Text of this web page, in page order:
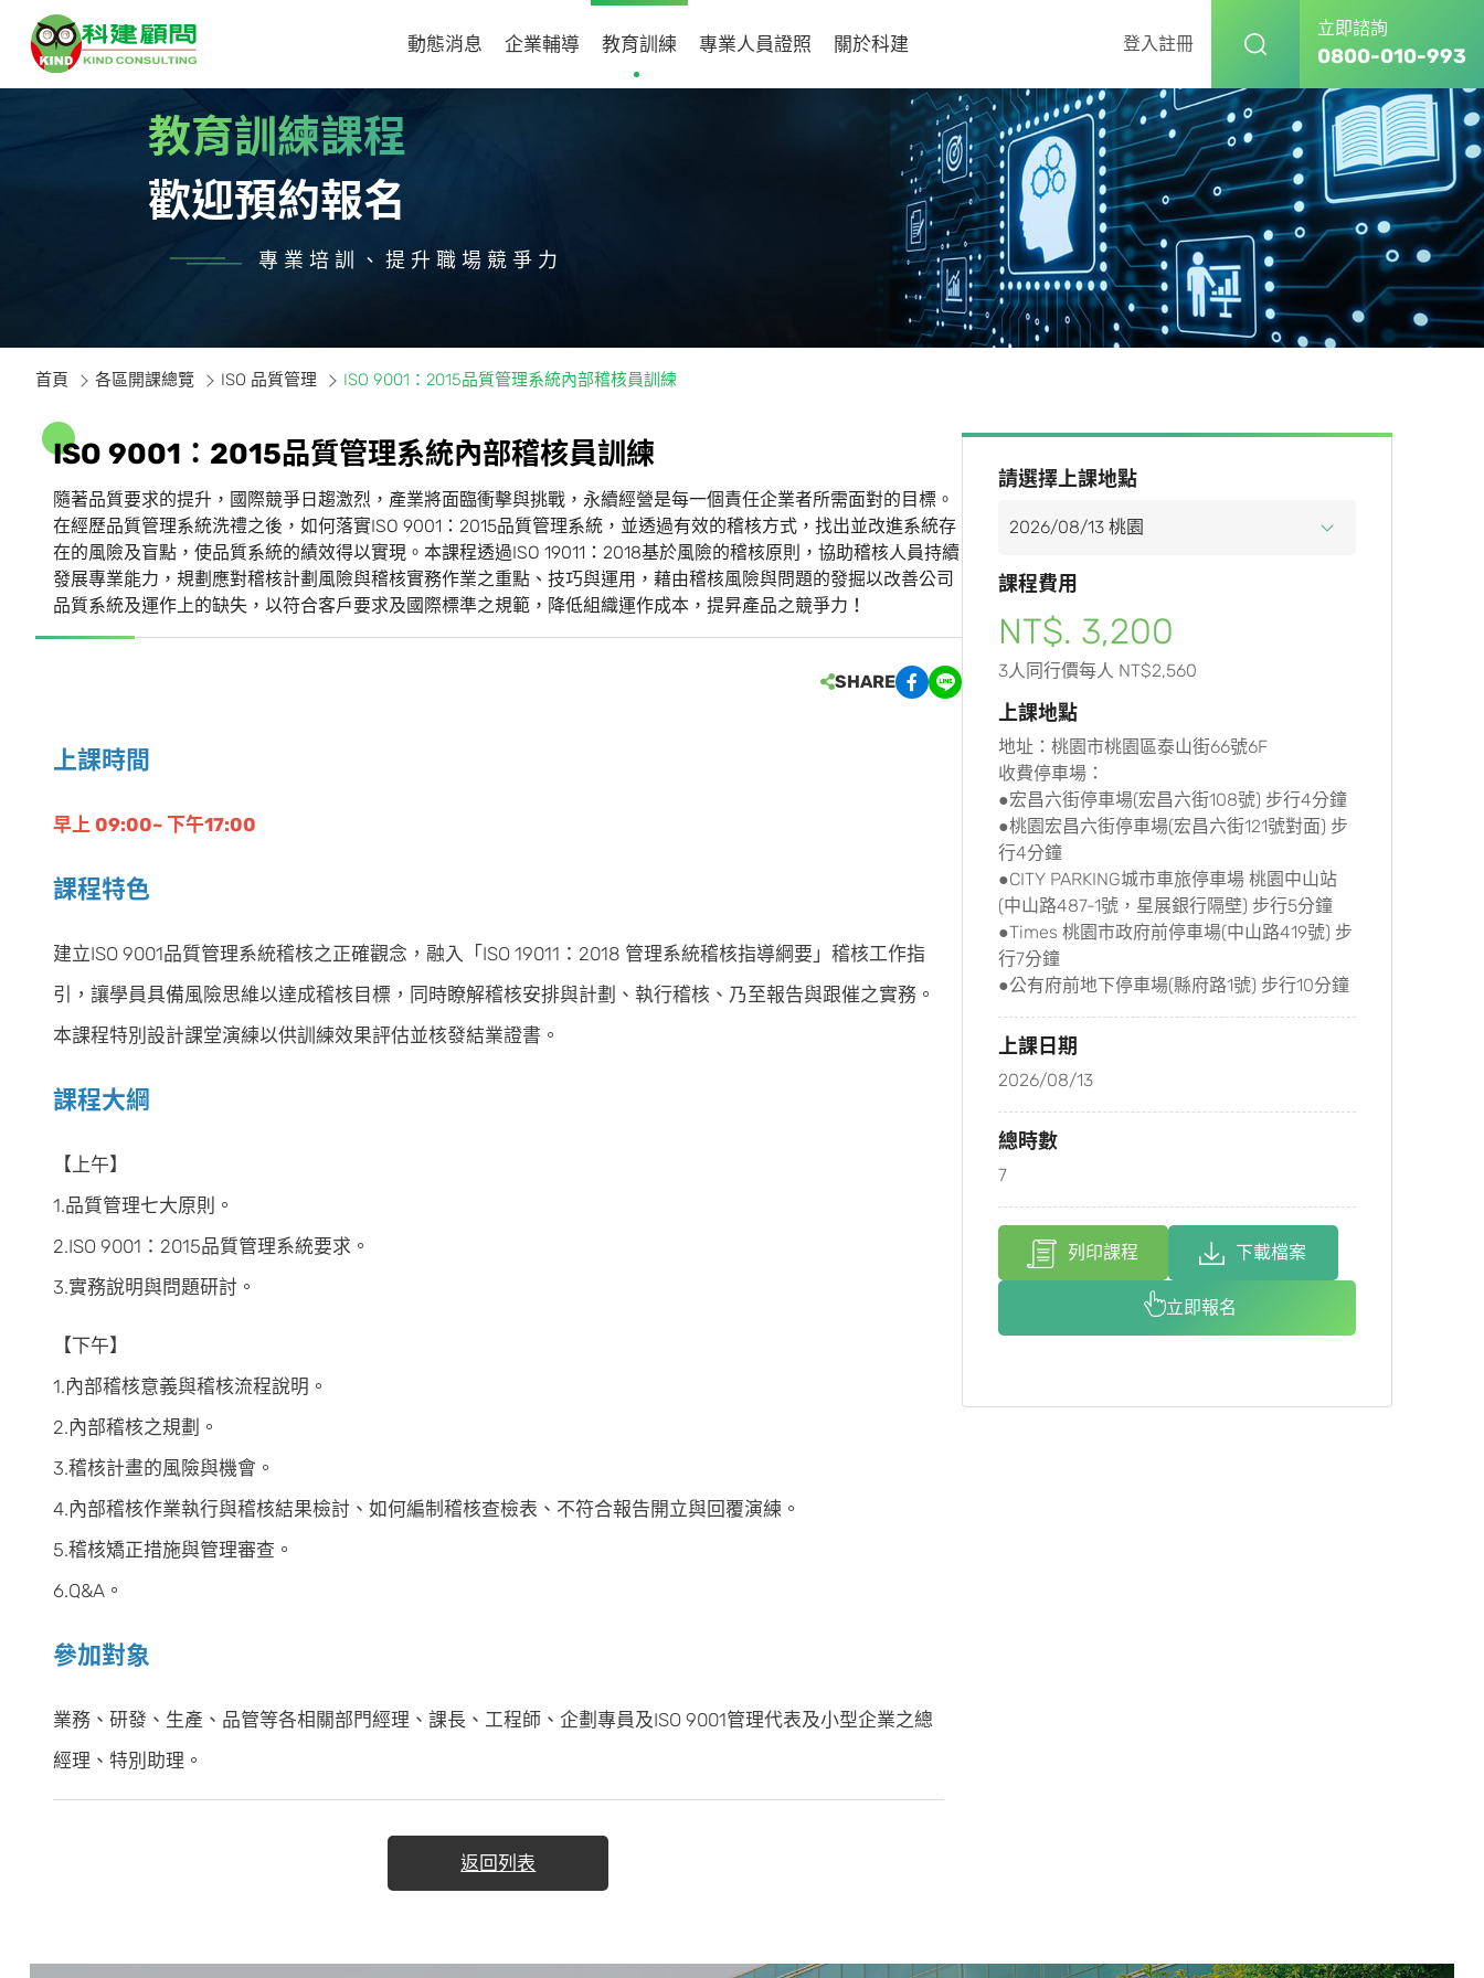
動態消息 企業輔導 教育訓練 專業人員證照 關於科建 登入註冊
立即諮詢
0800-010-993
教育訓練課程
歡迎預約報名
專業培訓、提升職場競爭力
首頁 各區開課總覽 ISO 品質管理 ISO 9001：2015品質管理系統內部稽核員訓練
ISO 9001 ： 2015品質管理系統內部稽核員訓練
隨著品質要求的提升，國際競爭日趨激烈，產業將面臨衝擊與挑戰，永續經營是每一個責任企業者所需面對的目標。
在經歷品質管理系統洗禮之後，如何落實ISO 9001：2015品質管理系統，並透過有效的稽核方式，找出並改進系統存
在的風險及盲點，使品質系統的績效得以實現。本課程透過ISO 19011：2018基於風險的稽核原則，協助稽核人員持續
發展專業能力，規劃應對稽核計劃風險與稽核實務作業之重點、技巧與運用，藉由稽核風險與問題的發掘以改善公司
品質系統及運作上的缺失，以符合客戶要求及國際標準之規範，降低組織運作成本，提昇產品之競爭力！
SHARE
上課時間
早上 09:00~ 下午17:00
課程特色
建立ISO 9001品質管理系統稽核之正確觀念，融入「ISO 19011：2018 管理系統稽核指導綱要」稽核工作指
引，讓學員具備風險思維以達成稽核目標，同時瞭解稽核安排與計劃、執行稽核、乃至報告與跟催之實務。
本課程特別設計課堂演練以供訓練效果評估並核發結業證書。
課程大綱
【上午】
1.品質管理七大原則。
2.ISO 9001：2015品質管理系統要求。
3.實務說明與問題研討。
【下午】
1.內部稽核意義與稽核流程說明。
2.內部稽核之規劃。
3.稽核計畫的風險與機會。
4.內部稽核作業執行與稽核結果檢討、如何編制稽核查檢表、不符合報告開立與回覆演練。
5.稽核矯正措施與管理審查。
6.Q&A。
參加對象
業務、研發、生產、品管等各相關部門經理、課長、工程師、企劃專員及ISO 9001管理代表及小型企業之總
經理、特別助理。
返回列表
請選擇上課地點
課程費用
NT$. 3,200
3人同行價每人 NT$2,560
上課地點
地址：桃園市桃園區泰山街66號6F
收費停車場：
●宏昌六街停車場(宏昌六街108號) 步行4分鐘
●桃園宏昌六街停車場(宏昌六街121號對面) 步
行4分鐘
●CITY PARKING城市車旅停車場 桃園中山站
(中山路487-1號，星展銀行隔壁) 步行5分鐘
●Times 桃園市政府前停車場(中山路419號) 步
行7分鐘
●公有府前地下停車場(縣府路1號) 步行10分鐘
上課日期
2026/08/13
總時數
7
列印課程 下載檔案
立即報名